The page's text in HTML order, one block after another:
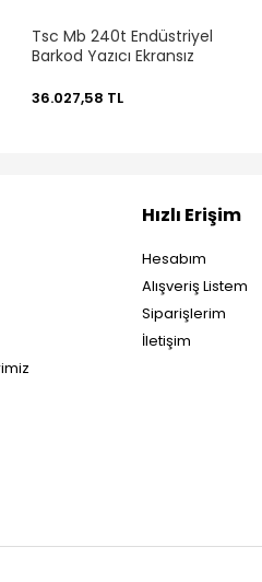
Tsc Mb 240t Endüstriyel
Barkod Yazıcı Ekransız
36.027,58 TL
Hızlı Erişim
Hesabım
Alışveriş Listem
Siparişlerim
İletişim